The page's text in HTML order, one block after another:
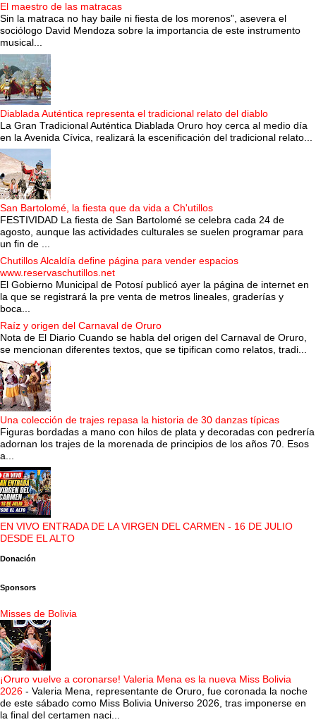
El maestro de las matracas
Sin la matraca no hay baile ni fiesta de los morenos”, asevera el
sociólogo David Mendoza sobre la importancia de este instrumento
musical...
Diablada Auténtica representa el tradicional relato del diablo
La Gran Tradicional Auténtica Diablada Oruro hoy cerca al medio día
en la Avenida Cívica, realizará la escenificación del tradicional relato...
San Bartolomé, la fiesta que da vida a Ch'utillos
FESTIVIDAD La fiesta de San Bartolomé se celebra cada 24 de
agosto, aunque las actividades culturales se suelen programar para
un fin de ...
Chutillos Alcaldía define página para vender espacios
www.reservaschutillos.net
El Gobierno Municipal de Potosí publicó ayer la página de internet en
la que se registrará la pre venta de metros lineales, graderías y
boca...
Raíz y origen del Carnaval de Oruro
Nota de El Diario Cuando se habla del origen del Carnaval de Oruro,
se mencionan diferentes textos, que se tipifican como relatos, tradi...
Una colección de trajes repasa la historia de 30 danzas típicas
Figuras bordadas a mano con hilos de plata y decoradas con pedrería
adornan los trajes de la morenada de principios de los años 70. Esos
a...
EN VIVO ENTRADA DE LA VIRGEN DEL CARMEN - 16 DE JULIO
DESDE EL ALTO
Donación
Sponsors
Misses de Bolivia
¡Oruro vuelve a coronarse! Valeria Mena es la nueva Miss Bolivia
2026 - Valeria Mena, representante de Oruro, fue coronada la noche
de este sábado como Miss Bolivia Universo 2026, tras imponerse en
la final del certamen naci...